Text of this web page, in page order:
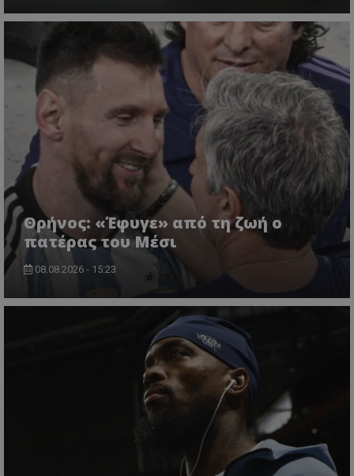
Θρήνος: «Έφυγε» από τη ζωή ο
πατέρας του Μέσι
08.08.2026 - 15:23